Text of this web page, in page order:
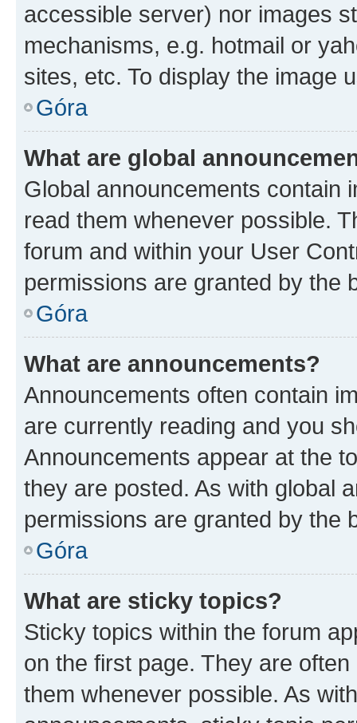
accessible server) nor images
mechanisms, e.g. hotmail or
sites, etc. To display the image
Góra
What are global
Global announcements contain
read them whenever possible.
forum and within your User
permissions are granted by the
Góra
What are announcements?
Announcements often contain
are currently reading and you
Announcements appear at the
they are posted. As with global
permissions are granted by the
Góra
What are sticky topics?
Sticky topics within the forum
on the first page. They are
them whenever possible. As